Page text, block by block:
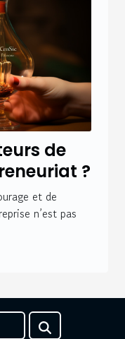
de
?
et de
n’est pas